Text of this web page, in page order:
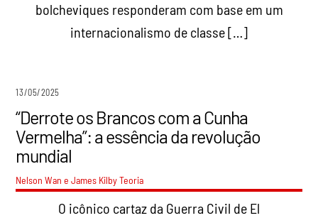
bolcheviques responderam com base em um
internacionalismo de classe […]
13/05/2025
“Derrote os Brancos com a Cunha
Vermelha”: a essência da revolução
mundial
Nelson Wan e James Kilby Teoria
O icônico cartaz da Guerra Civil de El